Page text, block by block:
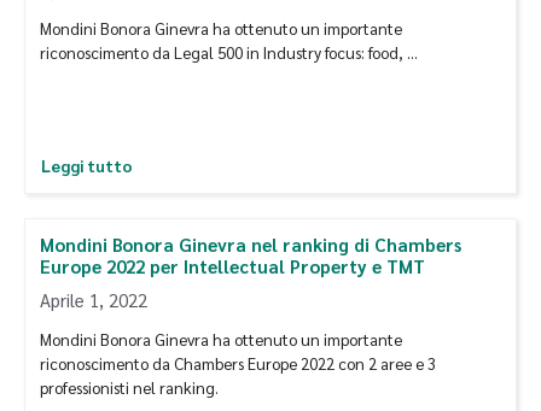
Mondini Bonora Ginevra ha ottenuto un importante
riconoscimento da Legal 500 in Industry focus: food, …
Leggi tutto
Mondini Bonora Ginevra nel ranking di Chambers
Europe 2022 per Intellectual Property e TMT
Aprile 1, 2022
Mondini Bonora Ginevra ha ottenuto un importante
riconoscimento da Chambers Europe 2022 con 2 aree e 3
professionisti nel ranking.